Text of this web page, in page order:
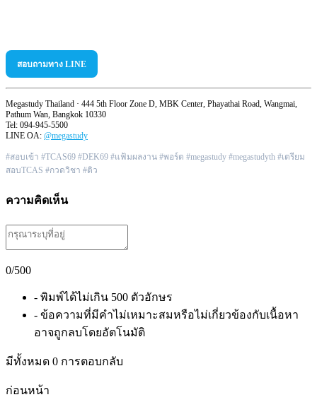
สอบถามทาง LINE
Megastudy Thailand · 444 5th Floor Zone D, MBK Center, Phayathai Road, Wangmai,
Pathum Wan, Bangkok 10330
Tel: 094-945-5500
LINE OA: @megastudy
#สอบเข้า #TCAS69 #DEK69 #แฟ้มผลงาน #พอร์ต #megastudy #megastudyth #เตรียม
สอบTCAS #กวดวิชา #ติว
ความคิดเห็น
0/500
- พิมพ์ได้ไม่เกิน 500 ตัวอักษร
- ข้อความที่มีคำไม่เหมาะสมหรือไม่เกี่ยวข้องกับเนื้อหา
อาจถูกลบโดยอัตโนมัติ
มีทั้งหมด 0 การตอบกลับ
ก่อนหน้า